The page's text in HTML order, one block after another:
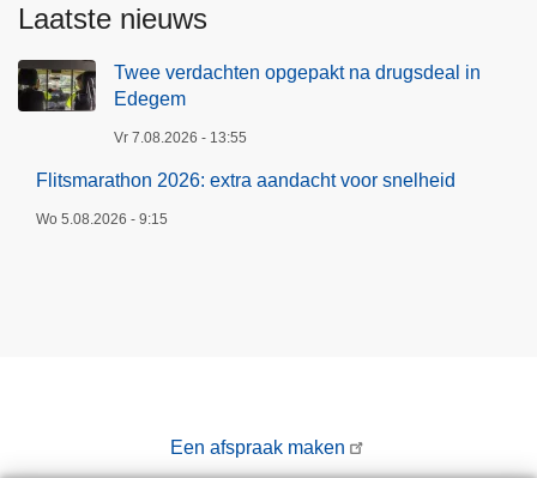
Laatste nieuws
Twee verdachten opgepakt na drugsdeal in
Edegem
Vr 7.08.2026 - 13:55
Flitsmarathon 2026: extra aandacht voor snelheid
Wo 5.08.2026 - 9:15
Een afspraak maken